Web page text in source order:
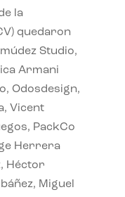
la
quedaron
Studio,
Armani
Odosdesign,
Vicent
PackCo
Herrera
Héctor
Miguel